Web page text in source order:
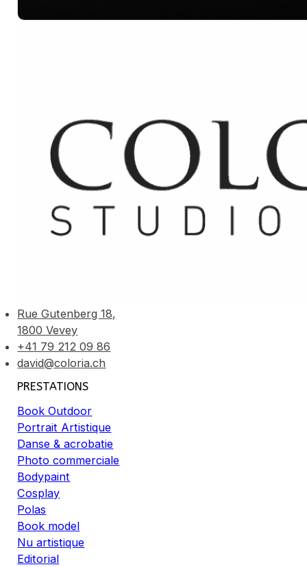
Rue Gutenberg 18,
1800 Vevey
+41 79 212 09 86
david@coloria.ch
PRESTATIONS
Book Outdoor
Portrait Artistique
Danse & acrobatie
Photo commerciale
Bodypaint
Cosplay
Polas
Book model
Nu artistique
Editorial